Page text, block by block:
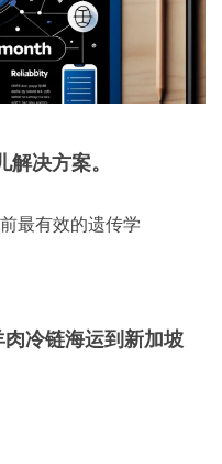
决方案。
最有效的遗传学
冷链海运到新加坡